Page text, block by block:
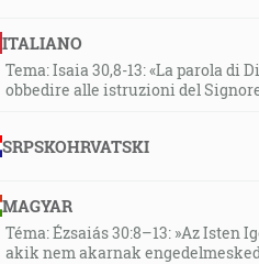
ITALIANO
Tema: Isaia 30,8-13: «La parola
obbedire alle istruzioni del
SRPSKOHRVATSKI
MAGYAR
Téma: Ézsaiás 30:8–13: »Az
akik nem akarnak